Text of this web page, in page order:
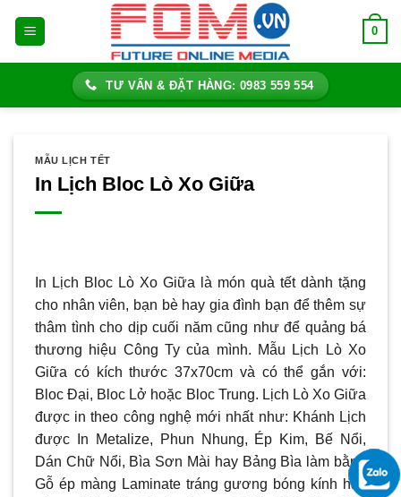
0
TƯ VẤN & ĐẶT HÀNG: 0983 559 554
MẪU LỊCH TẾT
In Lịch Bloc Lò Xo Giữa
In Lịch Bloc Lò Xo Giữa là món quà tết dành tặng
cho nhân viên, bạn bè hay gia đình bạn để thêm sự
thâm tình cho dịp cuối năm cũng như để quảng bá
thương hiệu Công Ty của mình. Mẫu Lịch Lò Xo
Giữa có kích thước 37x70cm và có thể gắn với:
Bloc Đại, Bloc Lở hoặc Bloc Trung. Lịch Lò Xo Giữa
được in theo công nghệ mới nhất như: Khánh Lịch
được In Metalize, Phun Nhung, Ép Kim, Bế Nổi,
Dán Chữ Nổi, Bìa Sơn Mài hay Bảng Bìa làm bằng
Gỗ ép màng Laminate tráng gương bóng kính hay